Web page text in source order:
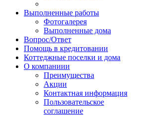
Выполненные работы
Фотогалерея
Выполненные дома
Вопрос/Ответ
Помощь в кредитовании
Коттеджные поселки и дома
О компаниии
Преимущества
Акции
Контактная информация
Пользовательское
соглашение